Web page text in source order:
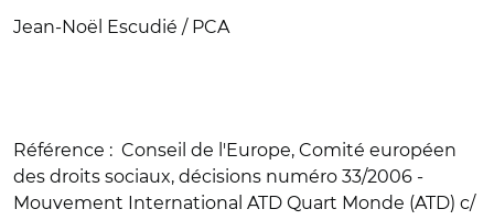
Jean-Noël Escudié / PCA
Référence : Conseil de l'Europe, Comité européen
des droits sociaux, décisions numéro 33/2006 -
Mouvement International ATD Quart Monde (ATD) c/